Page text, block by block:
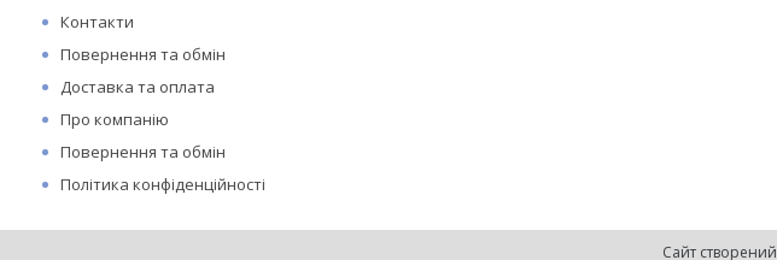
Контакти
Повернення та обмін
Доставка та оплата
Про компанію
Повернення та обмін
Політика конфіденційності
Сайт